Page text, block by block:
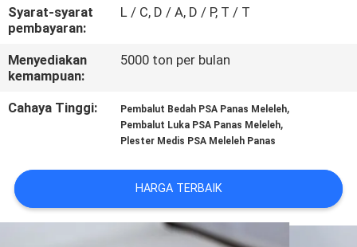
BERITA
KASUS-
KASUS
PERMINTAAN
PENAWARAN
Syarat-syarat
pembayaran:
L / C, D / A, D / P, T / T
Menyediakan
kemampuan:
5000 ton per bulan
Cahaya Tinggi: Pembalut Bedah PSA Panas Meleleh,
Pembalut Luka PSA Panas Meleleh,
Plester Medis PSA Meleleh Panas
HARGA TERBAIK